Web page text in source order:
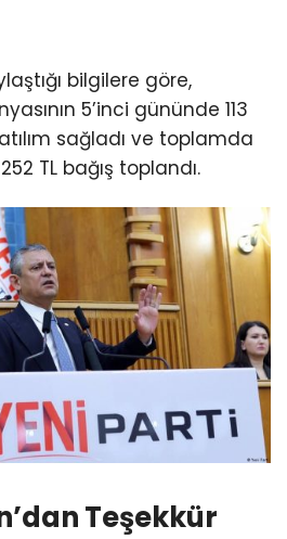
bilgilere göre,
5’inci gününde 113
sağladı ve toplamda
TL bağış toplandı.
Teşekkür